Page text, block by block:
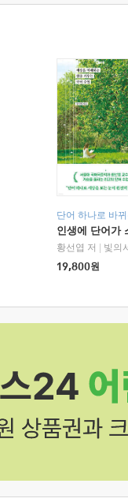
단어 하나로 바
인생에 단어가
황선엽 저
빛의
19,800원